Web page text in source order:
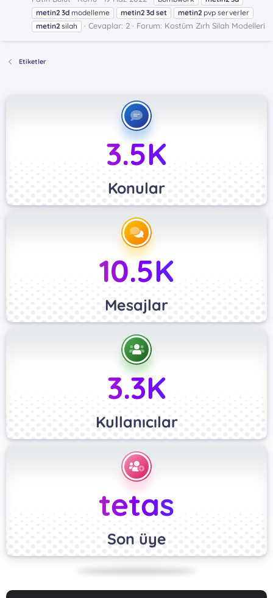
metin2 3d modelleme metin2 3d set metin2 pvp serverler
metin2 silah Cevaplar: 2 Forum: Kostüm Zırh Silah Modelleri
Etiketler
3.5K
Konular
10.5K
Mesajlar
3.3K
Kullanıcılar
tetas
Son üye